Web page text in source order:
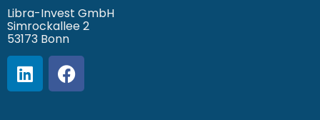
Libra-Invest GmbH
Simrockallee 2
53173 Bonn